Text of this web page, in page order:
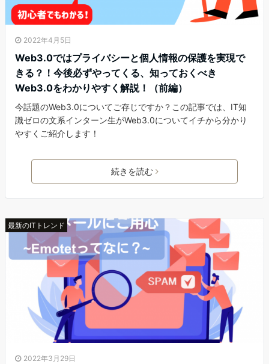
2022年4月5日
Web3.0ではプライバシーと個人情報の保護を実現で
きる？！今後必ずやってくる、知っておくべき
Web3.0をわかりやすく解説！（前編）
今話題のWeb3.0についてご存じですか？この記事では、IT知
識ゼロの文系インターン生がWeb3.0についてイチから分かり
やすくご紹介します！
続きを読む
最新のITトレンド
2022年3月29日